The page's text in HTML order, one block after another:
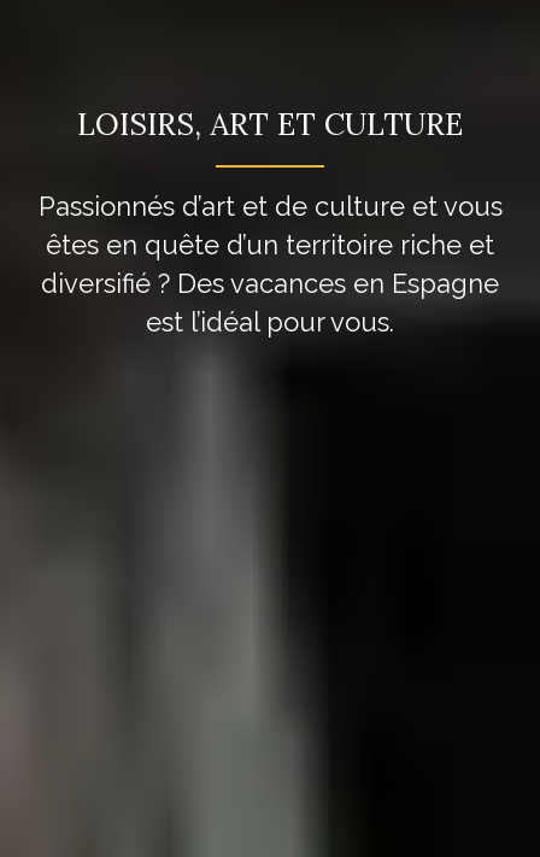
LOISIRS, ART ET CULTURE
Passionnés d’art et de culture et vous
êtes en quête d’un territoire riche et
diversifié ? Des vacances en Espagne
est l’idéal pour vous.